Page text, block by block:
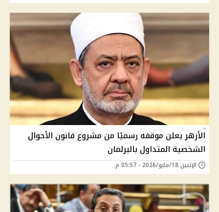
الأزهر يعلن موقفه رسميًا من مشروع قانون الأحوال
الشخصية المتداول بالبرلمان
الإثنين 18/مايو/2026 - 05:57 م